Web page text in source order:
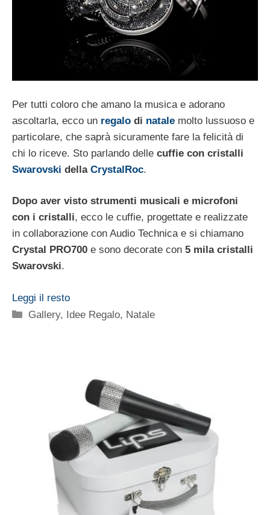
Per tutti coloro che amano la musica e adorano
ascoltarla, ecco un regalo di natale molto lussuoso e
particolare, che saprà sicuramente fare la felicità di
chi lo riceve. Sto parlando delle cuffie con cristalli
Swarovski della CrystalRoc.
Dopo aver visto strumenti musicali e microfoni
con i cristalli, ecco le cuffie, progettate e realizzate
in collaborazione con Audio Technica e si chiamano
Crystal PRO700 e sono decorate con 5 mila cristalli
Swarovski.
Leggi il resto
Categorie
Gallery, Idee Regalo, Natale